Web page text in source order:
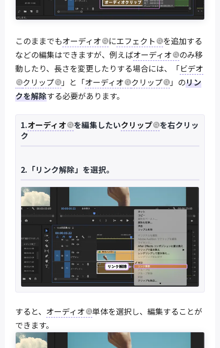
このままでもオーディオ にエフェクト
を追加する
などの編集はできますが、例えばオーディオ
のみ移
動したり、長さを変更したりする場合には、「ビデオ
クリップ
」と「オーディオ クリップ 」のリン
クを解除する必要があります。
1.オーディオ を編集したいクリップ
を右クリッ
ク
2.「リンク解除」を選択。
すると、 オーディオ
単体を選択し、編集することが
できます。